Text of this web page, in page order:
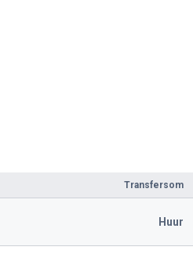
Transfersom
Huur